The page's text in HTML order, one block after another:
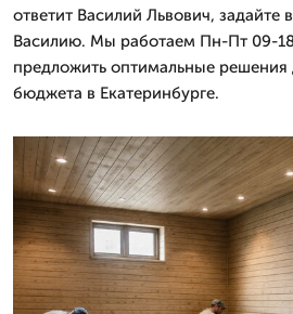
ответит Василий Львович, задайте
Василию. Мы работаем Пн-Пт 09-
предложить оптимальные решения
бюджета в Екатеринбурге.